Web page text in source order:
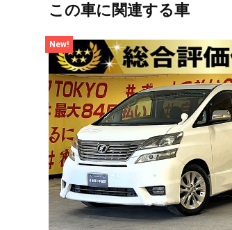
この車に関連する車
New!